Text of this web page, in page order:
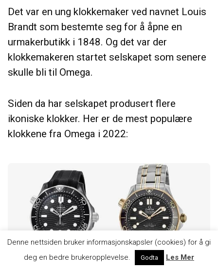
Det var en ung klokkemaker ved navnet Louis
Brandt som bestemte seg for å åpne en
urmakerbutikk i 1848. Og det var der
klokkemakeren startet selskapet som senere
skulle bli til Omega.
Siden da har selskapet produsert flere
ikoniske klokker. Her er de mest populære
klokkene fra Omega i 2022:
Denne nettsiden bruker informasjonskapsler (cookies) for å gi
deg en bedre brukeropplevelse.
Godta Les Mer